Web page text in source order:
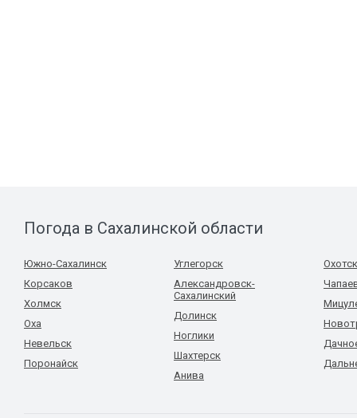
Погода в Сахалинской области
Южно-Сахалинск
Корсаков
Холмск
Оха
Невельск
Поронайск
Углегорск
Александровск-
Сахалинский
Долинск
Ноглики
Шахтерск
Анива